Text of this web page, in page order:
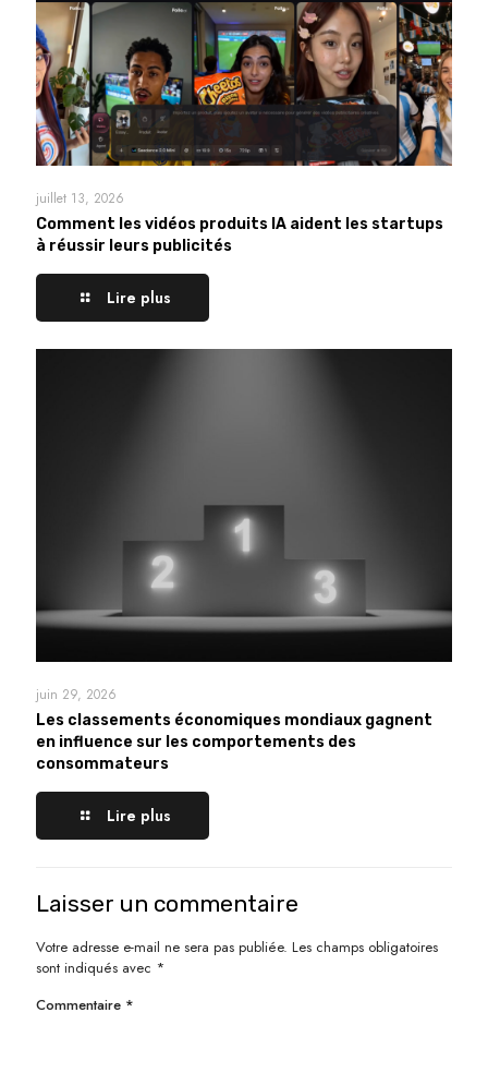
juillet 13, 2026
Comment les vidéos produits IA aident les startups
à réussir leurs publicités
Lire plus
juin 29, 2026
Les classements économiques mondiaux gagnent
en influence sur les comportements des
consommateurs
Lire plus
Laisser un commentaire
Votre adresse e-mail ne sera pas publiée. Les champs obligatoires
sont indiqués avec *
Commentaire *